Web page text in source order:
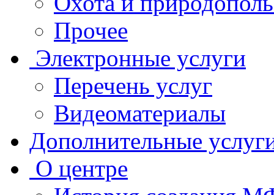
Прочее
Электронные услуги
Перечень услуг
Видеоматериалы
Дополнительные
О центре